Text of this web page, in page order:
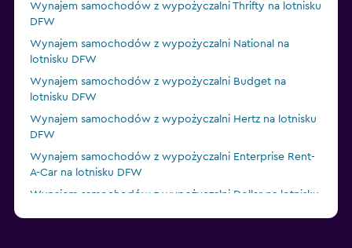
Wynajem samochodów z wypożyczalni Thrifty na lotnisku
DFW
Wynajem samochodów z wypożyczalni National na
lotnisku DFW
Wynajem samochodów z wypożyczalni Budget na
lotnisku DFW
Wynajem samochodów z wypożyczalni Hertz na lotnisku
DFW
Wynajem samochodów z wypożyczalni Enterprise Rent-
A-Car na lotnisku DFW
Wynajem samochodów z wypożyczalni Dollar na lotnisku